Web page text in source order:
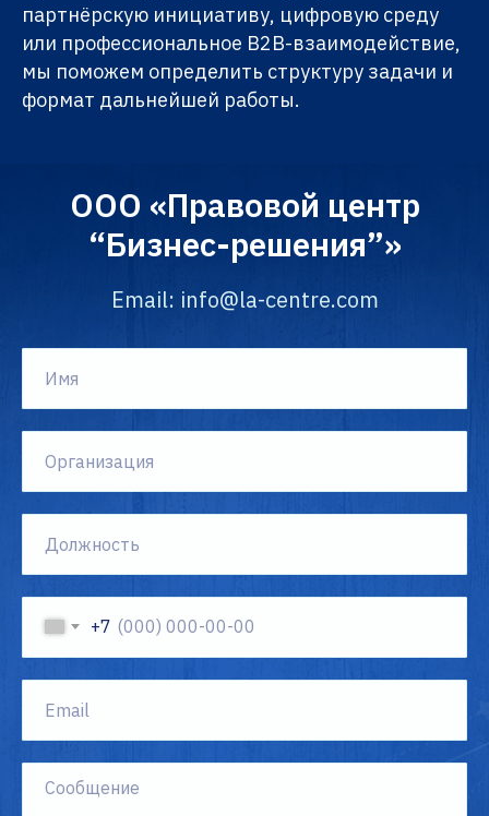
партнёрскую инициативу, цифровую среду
или профессиональное B2B-взаимодействие,
мы поможем определить структуру задачи и
формат дальнейшей работы.
ООО «Правовой центр
“Бизнес-решения”»
Email: info@la-centre.com
+7